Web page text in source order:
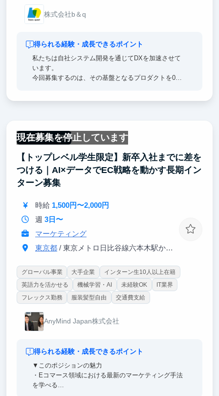
株式会社b＆q
得られる経験・成長できるポイント
私たちは自社システム開発を通じてDXを加速させて
います。
今回募集するのは、その基盤となるプロダクトを0→1
て稀少。
未来のSaaSを形にする挑戦をぜひ一緒に進めていき
ませんか？
現在募集を停止しています
一部リモート可
【トップレベル学生限定】新卒入社までに差を
つける｜AI×データでEC戦略を動かす長期イン
ターン募集
時給 1,500円〜2,000円
週 3日〜
マーケティング
東京都/ 東京メトロ日比谷線六本木駅から徒歩3分
グローバル事業 大手企業
インターン生10人以上在籍
英語力を活かせる
機械学習・AI 未経験OK
IT業界
フレックス勤務
服装髪型自由 交通費支給
AnyMind Japan株式会社
得られる経験・成長できるポイント
▼このポジションの魅力
・Eコマース領域における最新のマーケティング手法
を学べる